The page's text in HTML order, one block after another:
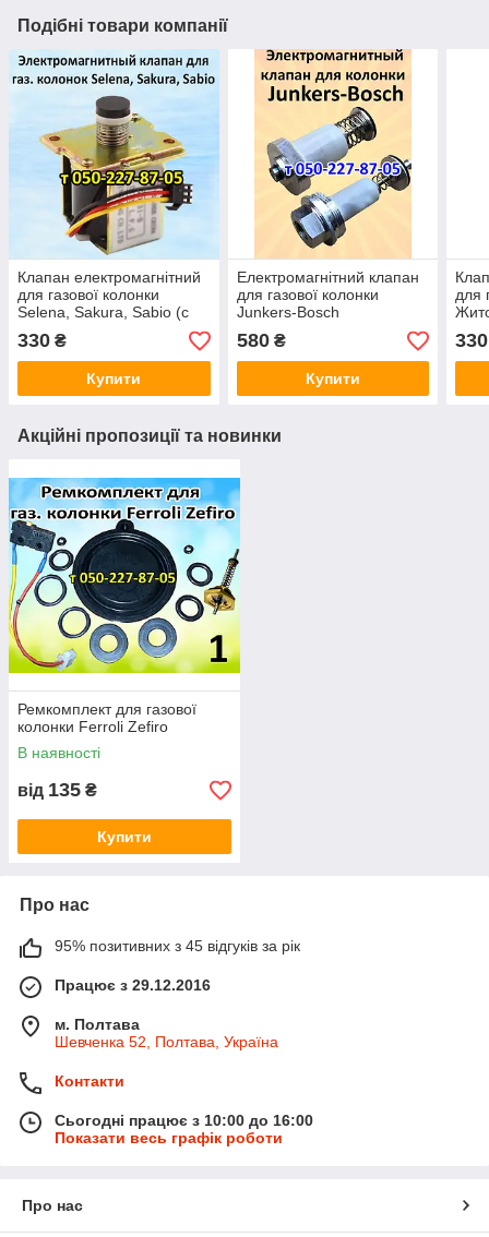
Подібні товари компанії
Клапан електромагнітний
для газової колонки
Selena, Sakura, Sabio (c
подарунком)
330 ₴
Купити
Електромагнітний клапан
для газової колонки
Junkers-Bosch
580₴
Купити
для
330
Акційні пропозиції та новинки
Ремкомплект для газової
колонки Ferroli Zefiro
В наявності
від 135 ₴
Купити
Про нас
95% позитивних з 45 відгуків за рік
Працює з 29.12.2016
м. Полтава
Шевченка 52, Полтава, Україна
Контакти
Сьогодні працює з 10:00 до 16:00
Показати весь графік роботи
Про нас